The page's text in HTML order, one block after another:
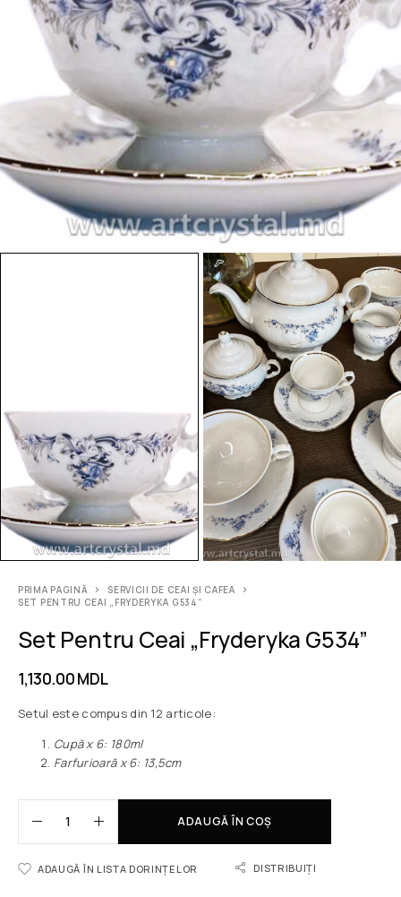
PRIMA PAGINĂ
SERVICII DE CEAI ȘI CAFEA
SET PENTRU CEAI „FRYDERYKA G534”
Set Pentru Ceai „Fryderyka G534”
1,130.00MDL
Setul este compus din 12 articole:
Сupă x 6: 180ml
Farfurioară x 6: 13,5cm
ADAUGĂ ÎN COȘ
ADAUGĂ ÎN LISTA DORINȚELOR DISTRIBUIȚI